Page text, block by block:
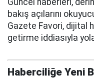
Güncel haberleri,
bakış açılarını
Gazete Favori, dijital
getirme iddiasıyla
Haberciliğe Yeni